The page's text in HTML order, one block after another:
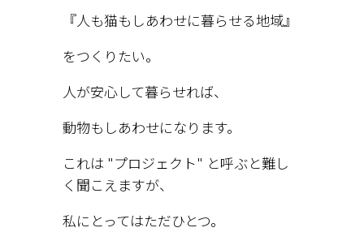
『人も猫もしあわせに暮らせる地域』
をつくりたい。
人が安心して暮らせれば、
動物もしあわせになります。
これは "プロジェクト" と呼ぶと難し
く聞こえますが、
私にとってはただひとつ。